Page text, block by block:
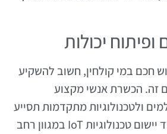
ופיתוח יכולות
חכם במי קולחין, חשוב להשקיע
זה. הכשרת אנשי מקצוע
ולטכנולוגיות מתקדמות תסייע
בהפצת המידע ותעודד יישום טכנולוגיות IoT במגוון רחב